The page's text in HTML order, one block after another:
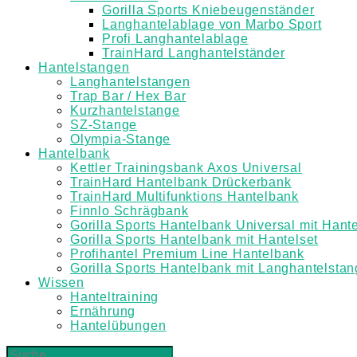
Gorilla Sports Kniebeugenständer
Langhantelablage von Marbo Sport
Profi Langhantelablage
TrainHard Langhantelständer
Hantelstangen
Langhantelstangen
Trap Bar / Hex Bar
Kurzhantelstange
SZ-Stange
Olympia-Stange
Hantelbank
Kettler Trainingsbank Axos Universal
TrainHard Hantelbank Drückerbank
TrainHard Multifunktions Hantelbank
Finnlo Schrägbank
Gorilla Sports Hantelbank Universal mit
Gorilla Sports Hantelbank mit Hantelset
Profihantel Premium Line Hantelbank
Gorilla Sports Hantelbank mit
Wissen
Hanteltraining
Ernährung
Hantelübungen